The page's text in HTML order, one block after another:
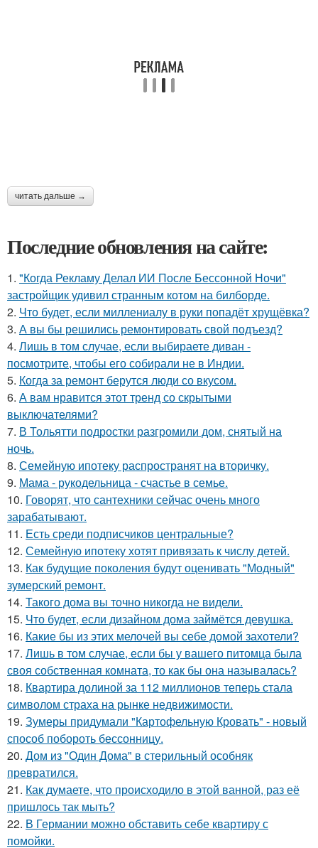
читать дальше →
Последние обновления на сайте:
1. "Когда Рекламу Делал ИИ После Бессонной Ночи"
застройщик удивил странным котом на билборде.
2. Что будет, если миллениалу в руки попадёт хрущёвка?
3. А вы бы решились ремонтировать свой подъезд?
4. Лишь в том случае, если выбираете диван -
посмотрите, чтобы его собирали не в Индии.
5. Когда за ремонт берутся люди со вкусом.
6. А вам нравится этот тренд со скрытыми
выключателями?
7. В Тольятти подростки разгромили дом, снятый на
ночь.
8. Семейную ипотеку распространят на вторичку.
9. Мама - рукодельница - счастье в семье.
10. Говорят, что сантехники сейчас очень много
зарабатывают.
11. Есть среди подписчиков центральные?
12. Семейную ипотеку хотят привязать к числу детей.
13. Как будущие поколения будут оценивать "Модный"
зумерский ремонт.
14. Такого дома вы точно никогда не видели.
15. Что будет, если дизайном дома займётся девушка.
16. Какие бы из этих мелочей вы себе домой захотели?
17. Лишь в том случае, если бы у вашего питомца была
своя собственная комната, то как бы она называлась?
18. Квартира долиной за 112 миллионов теперь стала
символом страха на рынке недвижимости.
19. Зумеры придумали "Картофельную Кровать" - новый
способ побороть бессонницу.
20. Дом из "Один Дома" в стерильный особняк
превратился.
21. Как думаете, что происходило в этой ванной, раз её
пришлось так мыть?
22. В Германии можно обставить себе квартиру с
помойки.